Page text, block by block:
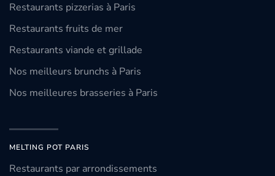
Restaurants pizzerias à Paris
Restaurants fruits de mer
Restaurants viande et grillade
Nos meilleurs brunchs à Paris
Nos meilleures brasseries à Paris
MELTING POT PARIS
Restaurants par arrondissements